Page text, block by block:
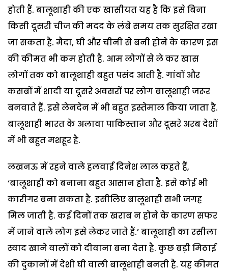
होती हैं. बालूशाही की एक खासीयत यह है कि इसे बिना
किसी दूसरी चीज की मदद के लंबे समय तक सुरक्षित रखा
जा सकता है. मैदा, घी और चीनी से बनी होने के कारण इस
की कीमत भी कम होती है. आम लोगों से ले कर खास
लोगों तक को बालूशाही बहुत पसंद आती है. गांवों और
कसबों में शादी या दूसरे अवसरों पर लोग बालूशाही जरूर
बनवाते हैं. इसे लेनदेन में भी बहुत इस्तेमाल किया जाता है.
बालूशाही भारत के अलावा पाकिस्तान और दूसरे अरब देशों
में भी बहुत मशहूर है.
लखनऊ में रहने वाले हलवाई दिनेश लाल कहते हैं,
‘बालूशाही को बनाना बहुत आसान होता है. इसे कोई भी
कारीगर बना सकता है. इसीलिए बालूशाही सभी जगह
मिल जाती है. कई दिनों तक खराब न होने के कारण सफर
में जाने वाले लोग इसे लेकर जाते हैं.’बालूशाही का रसीला
स्वाद खाने वालों को दीवाना बना देता है. कुछ बड़ी मिठाई
की दुकानों में देशी घी वाली बालूशाही बनती है. यह कीमत